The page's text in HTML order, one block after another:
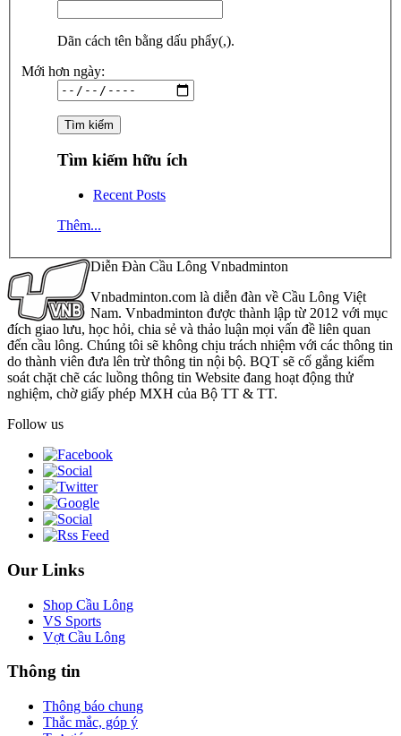
Dãn cách tên bằng dấu phẩy(,).
Mới hơn ngày:
Tìm kiếm hữu ích
Recent Posts
Thêm...
Diễn Đàn Cầu Lông Vnbadminton
Vnbadminton.com là diễn đàn về Cầu Lông Việt
Nam. Vnbadminton được thành lập từ 2012 với mục
đích giao lưu, học hỏi, chia sẻ và thảo luận mọi vấn đề liên quan
đến cầu lông. Chúng tôi sẽ không chịu trách nhiệm với các thông tin
do thành viên đưa lên trừ thông tin nội bộ. BQT sẽ cố gắng kiểm
soát chặt chẽ các luồng thông tin Website đang hoạt động thử
nghiệm, chờ giấy phép MXH của Bộ TT & TT.
Follow us
Our Links
Shop Cầu Lông
VS Sports
Vợt Cầu Lông
Thông tin
Thông báo chung
Thắc mắc, góp ý